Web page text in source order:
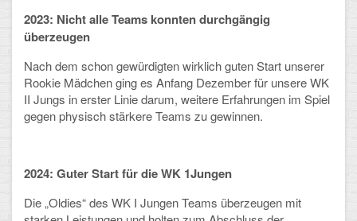
SCHULLEBEN
Kollegium
Schülervertretung
Gesamtelternvertretung
2023: Nicht alle Teams konnten durchgängig
überzeugen
Nach dem schon gewürdigten wirklich guten Start unserer
Rookie Mädchen ging es Anfang Dezember für unsere WK
II Jungs in erster Linie darum, weitere Erfahrungen im Spiel
gegen physisch stärkere Teams zu gewinnen.
2024: Guter Start für die WK 1Jungen
Die „Oldies“ des WK I Jungen Teams überzeugen mit